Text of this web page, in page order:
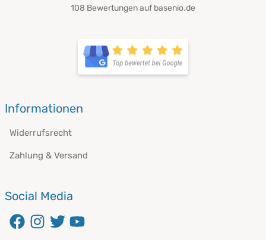
108 Bewertungen auf basenio.de
öffnet in neuem Fenster
Informationen
Widerrufsrecht
Zahlung & Versand
Social Media
öffnet in neuem Fenster
öffnet in neuem Fenster
öffnet in neuem Fenster